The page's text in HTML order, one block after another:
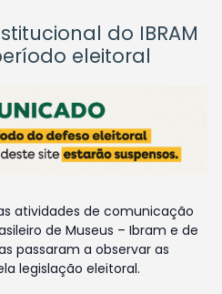
do IBRAM
eleitoral
atividades de comunicação
de Museus – Ibram e de
passaram a observar as
legislação eleitoral.